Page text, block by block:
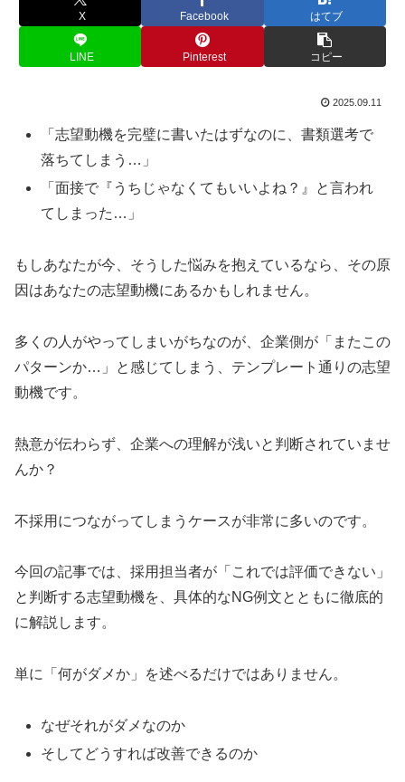
X Facebook はてブ
LINE Pinterest コピー
2025.09.11
「志望動機を完璧に書いたはずなのに、書類選考で
落ちてしまう…」
「面接で『うちじゃなくてもいいよね？』と言われ
てしまった…」
もしあなたが今、そうした悩みを抱えているなら、その原
因はあなたの志望動機にあるかもしれません。
多くの人がやってしまいがちなのが、企業側が「またこの
パターンか…」と感じてしまう、テンプレート通りの志望
動機です。
熱意が伝わらず、企業への理解が浅いと判断されていませ
んか？
不採用につながってしまうケースが非常に多いのです。
今回の記事では、採用担当者が「これでは評価できない」
と判断する志望動機を、具体的なNG例文とともに徹底的
に解説します。
単に「何がダメか」を述べるだけではありません。
なぜそれがダメなのか
そしてどうすれば改善できるのか